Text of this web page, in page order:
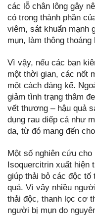
các lỗ chân lông gây
có trong thành phần
viêm, sát khuẩn mạnh
mụn, làm thông thoáng
Vì vậy, nếu các bạn
một thời gian, các nốt
một cách đáng kể.
giảm tình trạng thâm
vết thương – hậu quả
dụng rau diếp cá như
da, từ đó mang đến
Một số nghiên cứu cho
Isoquercitrin xuất hiện
giúp thải bỏ các độc
quả. Vì vậy nhiều
thải độc, thanh lọc cơ
người bị mụn do